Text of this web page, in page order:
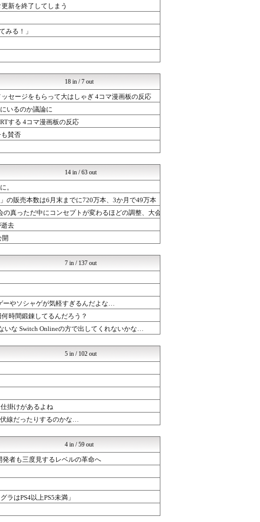
あげません！～ウマ娘まとめ...
ウマ娘うまぴょい速報
d...
ミリシタまとめ雑談
選...
ルフレch. - ファイア...
ミリシタまとめ雑談
チゲ速
ミリシタまとめ雑談
けおけお速報
る...
ポケチャン攻略まとめ速報｜...
ルフレch. - ファイア...
けおけお速報
シ...
けおけお速報
ルフレch. - ファイア...
を...
ドラゴンクエストウォークま...
ポケチャン攻略まとめ速報｜...
ポケチャン攻略まとめ速報｜...
ぷそファン@PSO2NGS...
ゲーハーの窓
...
ドラゴンクエストウォークま...
と...
【モンハンワイルズ】モンス...
ゲーハーの窓
に...
チゲ速
ルフレch. - ファイア...
編...
ドラゴンクエストウォークま...
評...
ドラゴンクエストウォークま...
ルフレch. - ファイア...
選...
PC ゲームの気になるもの
る...
まどドラまとめ速報 魔法少...
ュ...
ブラウザゲーム速報
ぷそファン@PSO2NGS...
ブラウザゲーム速報
ゲーハーの窓
【モンハンワイルズ】モンス...
PC ゲームの気になるもの
新を終了してしまう
みる！」
18 in / 7 out
セージをもらって大はしゃぎ 4コマ漫画板の反応
いるのか議論に
する 4コマ漫画板の反応
賛否
14 in / 63 out
。
の販売本数は6月末までに720万本、3か月で49万本
真っただ中にコンセプトが変わるほどの調整、大会
去
開
7 in / 137 out
ーやソシャゲが気軽すぎるんだよな…
時間鍛錬してるんだろう？
いな Switch Onlineの方で出してくれないかな…
5 in / 102 out
掛けがあるよね
線だったりするのかな…
4 in / 59 out
者も三度見するレベルの革命へ
ラはPS4以上PS5未満」